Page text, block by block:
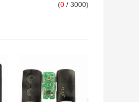
(0 / 3000)